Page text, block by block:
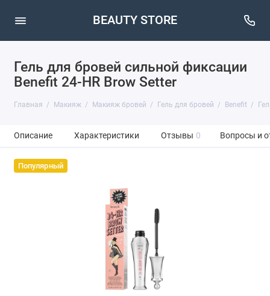
BEAUTY STORE
Гель для бровей сильной фиксации
Benefit 24-HR Brow Setter
Главная Макияж Макияж бровей Гель для бровей Benefit
Описание Характеристики Отзывы 0 Вопросы и
Популярный